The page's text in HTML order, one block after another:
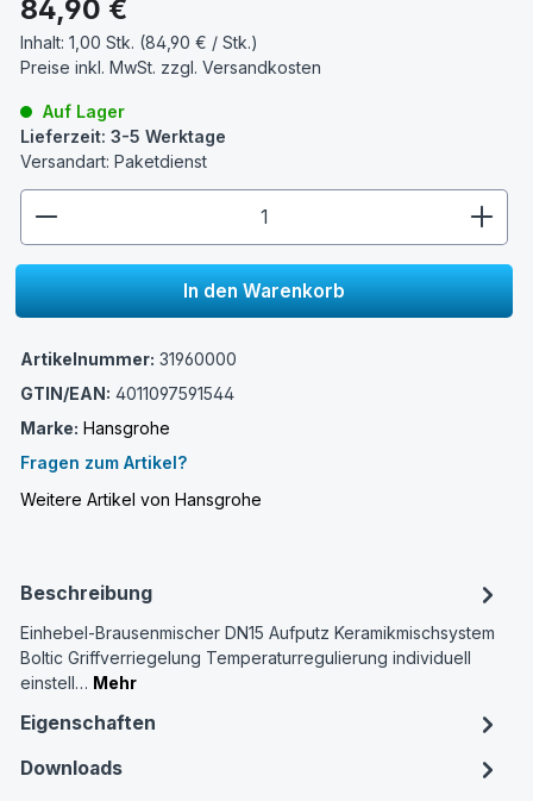
84,90 €
Inhalt: 1,00 Stk. (84,90 € / Stk.)
Preise inkl. MwSt. zzgl. Versandkosten
Auf Lager
Lieferzeit: 3-5 Werktage
Versandart: Paketdienst
In den Warenkorb
Artikelnummer: 31960000
GTIN/EAN: 4011097591544
Marke: Hansgrohe
Fragen zum Artikel?
Weitere Artikel von Hansgrohe
Beschreibung
Einhebel-Brausenmischer DN15 Aufputz Keramikmischsystem
Boltic Griffverriegelung Temperaturregulierung individuell
einstell… Mehr
Eigenschaften
Downloads